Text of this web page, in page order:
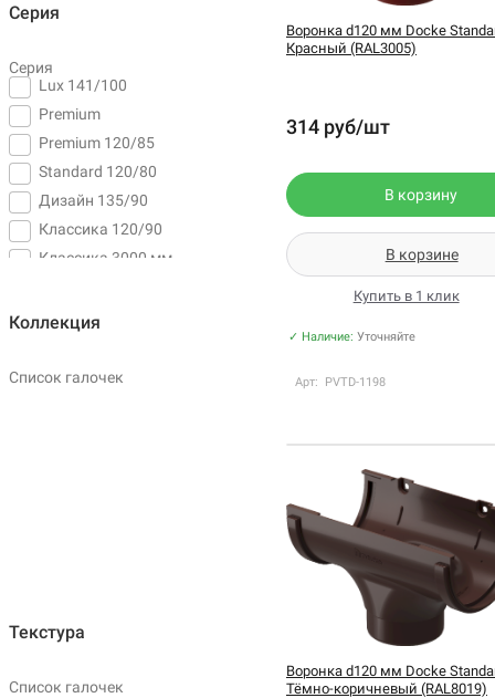
Серия
Серия
Lux 141/100
Premium
Premium 120/85
Standard 120/80
Дизайн 135/90
Классика 120/90
Классика 3000 мм
Элит
Коллекция
Список галочек
Текстура
Список галочек
Воронка d120 мм Docke
Красный (RAL3005)
314 руб/шт
В корзину
В корзине
Купить в 1 клик
✓ Наличие:Уточняйте
Арт: PVTD-1198
Воронка d120 мм Docke
Тёмно-коричневый (RAL8019)